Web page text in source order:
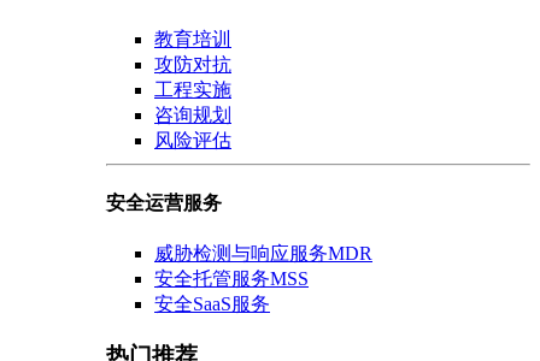
教育培训
攻防对抗
工程实施
咨询规划
风险评估
安全运营服务
威胁检测与响应服务MDR
安全托管服务MSS
安全SaaS服务
热门推荐